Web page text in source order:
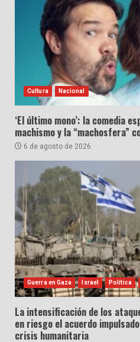
Cultura Nacional
‘El último mono’: la comedia
machismo y la “machosfera”
6 de agosto de 2026
Guerra en Gaza Israel Política
La intensificación de los
en riesgo el acuerdo
crisis humanitaria